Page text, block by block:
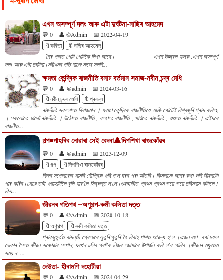
এখন অসম্পূৰ্ণ দলং আৰু এটা দুৰ্ঘটনা-নাছিৰ আহমেদ
💬 0 👤 ©Admin
📅 2022-04-19
🔖কবিতা
🔖নাছিৰ আহমেদ
নৈৰ পাৰত গোট গোটকৈ লিখা আছে। এখন উজ্জ্বল ফলক :এখন অসম্পূৰ্ণ
দলং আৰু এটা দুৰ্ঘটনা।নদীখনৰ গতি মাজে মাজে সলনি...
ক্ষমতা কেন্দ্ৰিক ৰাজনীতি বনাম বৰ্তমান সমাজ-নবীন চন্দ্ৰ মেধি
💬 0 👤 @admin
📅 2024-03-16
🔖নবীন চন্দ্ৰ মেধি
🔖প্ৰবন্ধ
ৰাজনীতি সকলোতে বিৰাজমান । ক্ষমতা কেন্দ্ৰিক ৰাজনীতিয়ে আজি গোটেই বিশ্বজুৰি গ্ৰাস কৰিছে
। সকলোতে মাথোঁ ৰাজনীতি । উঠোতে ৰাজনীতি , বহোতে ৰাজনীতি , খাওঁতে ৰাজনীতি , শুওতে ৰাজনীতি । এইদৰে
ৰাজনীত...
গল্প◾পাহৰিব নোৱাৰা সেই বেদনা🔺দিপশিখা ৰাজকোঁৱৰ
💬 0 👤 @admin
📅 2023-12-09
🔖গল্প
🔖দিপশিখা ৰাজকোঁৱৰ
নিজৰ সপোনবোৰ সামৰি মৌপ্ৰিয়া গুছি গ'ল ঘৰৰ পৰা আঁতৰি। কিমাননো আনৰ কথা শুনি জীৱনটো
পাৰ কৰিব।সেয়ে তাই গুৱাহাটীলৈ বুলি যাব'লৈ সিদ্ধান্ত ল'লে।গুৱাহাটীত প্ৰথম প্ৰথম ভয়ে ভয়ে দুদিনমান কটালে।
কিয...
জীৱনৰ গতিপথ ~অণুগল্প-ৰুমী কলিতা দত্ত
💬 0 👤 ©Admin
📅 2020-10-18
🔖অণুগল্প
🔖ৰুমী কলিতা দত্ত
প্ৰাকমুহূৰ্তত বাসন্তী প্ৰেমেৰে লুতুৰি পুতুৰি হৈ বিবাহ পাশত আৱদ্ধ হ'ল ।এজন ৰঙা- বগা চফল
ডেকাৰ সৈতে জীৱন সজোৱাৰ সপোন, ঘৰখন চলিব পৰাকৈ নিজৰ জোখাৰে উপাৰ্জন কৰি ল'ব পাৰিব ।জীৱনৰ মধুৰতম
সময় ন- ...
দেউতা- হীৰামণি দহোটীয়া
💬 0 👤 ©Admin 📅 2024-04-29